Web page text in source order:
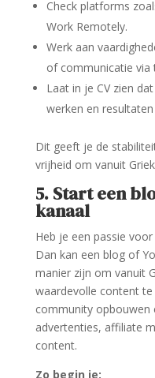
Check platforms
Work Remotely.
Werk aan
of communicatie via
Laat in je CV zien
werken en
Dit geeft je de
vrijheid om vanuit
5. Start een
kanaal
Heb je een passie
Dan kan een blog of
manier zijn om vanuit
waardevolle content
community opbouwen
advertenties, affiliate
content.
Zo begin je: